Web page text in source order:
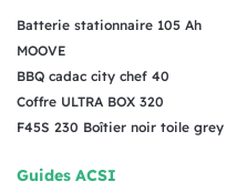
Batterie stationnaire 105 Ah
MOOVE
BBQ cadac city chef 40
Coffre ULTRA BOX 320
F45S 230 Boîtier noir toile grey
Guides ACSI